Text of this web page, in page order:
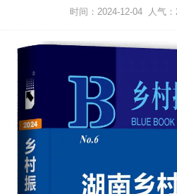
时间：2024-12-04 人气：